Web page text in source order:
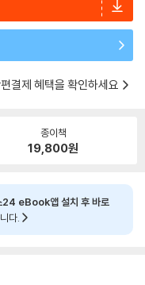
결제 혜택을 확인하세요
종이책
19,800원
24 eBook앱 설치 후 바로
다.